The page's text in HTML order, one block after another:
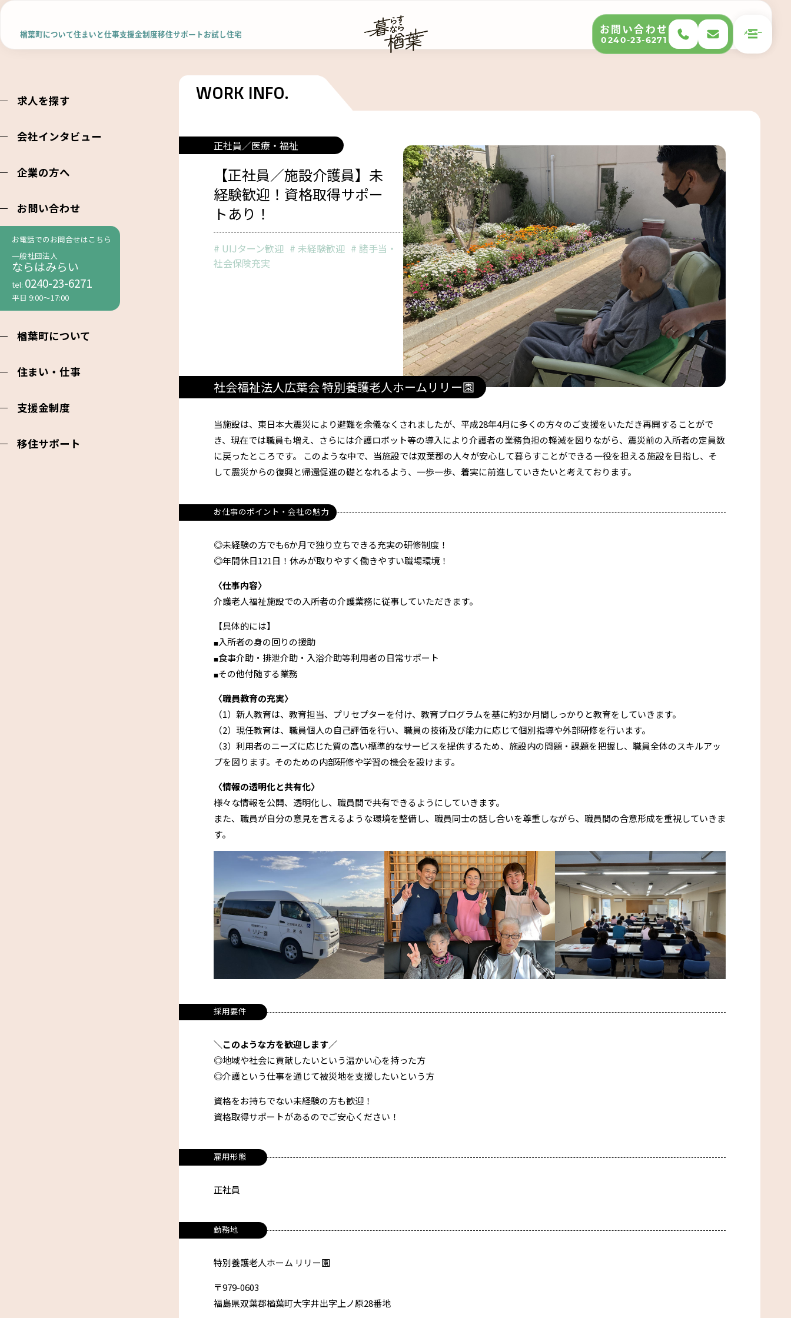
楢葉町について住まいと仕事支援金制度移住サポートお試し住宅 お問い合わせ
0240-23-6271
メニュー
名物・シンボル
動画紹介
住まい・仕事
住まい情報
空き家・空き地バンクについて
空き家・空き地バンク(物件情報)
支援金制度
移住関連の支援金制度
出産・子育て関連の支援金制度
生活関連の支援金制度
移住サポート
移住について
移住に向けてのステップ
移住者インタビュー
移住Q＆A
移住サポート
移住相談窓口について
お試し住宅について
お試し就労体験プログラム
ならは体験プログラム
お問い合わせ
一般社団法人ならはみらい
tel:0240-23-6271
（日・祝・年末年始・第２第４水曜日を除く）
【正社員／施設介護員】未
経験歓迎！資格取得サポー
トあり！
正社員／医療・福祉
UIJターン歓迎 未経験歓迎
諸手当・
社会保険充実
社会福祉法人広葉会 特別養護老人ホームリリー園
当施設は、東日本大震災により避難を余儀なくされましたが、平成28年4月に多くの方々のご支援をいただき再開することがで
き、現在では職員も増え、さらには介護ロボット等の導入により介護者の業務負担の軽減を図りながら、震災前の入所者の定員数
に戻ったところです。 このような中で、当施設では双葉郡の人々が安心して暮らすことができる一役を担える施設を目指し、そ
して震災からの復興と帰還促進の礎となれるよう、一歩一歩、着実に前進していきたいと考えております。
お仕事のポイント・会社の魅力
◎未経験の方でも6か月で独り立ちできる充実の研修制度！
◎年間休日121日！休みが取りやすく働きやすい職場環境！
〈仕事内容〉
介護老人福祉施設での入所者の介護業務に従事していただきます。
【具体的には】
■入所者の身の回りの援助
■食事介助・排泄介助・入浴介助等利用者の日常サポート
■その他付随する業務
〈職員教育の充実〉
（1）新人教育は、教育担当、プリセプターを付け、教育プログラムを基に約3か月間しっかりと教育をしていきます。
（2）現任教育は、職員個人の自己評価を行い、職員の技術及び能力に応じて個別指導や外部研修を行います。
（3）利用者のニーズに応じた質の高い標準的なサービスを提供するため、施設内の問題・課題を把握し、職員全体のスキルアッ
プを図ります。そのための内部研修や学習の機会を設けます。
〈情報の透明化と共有化〉
様々な情報を公開、透明化し、職員間で共有できるようにしていきます。
また、職員が自分の意見を言えるような環境を整備し、職員同士の話し合いを尊重しながら、職員間の合意形成を重視していきま
す。
採用要件
＼このような方を歓迎します／
◎地域や社会に貢献したいという温かい心を持った方
◎介護という仕事を通じて被災地を支援したいという方
資格をお持ちでない未経験の方も歓迎！
資格取得サポートがあるのでご安心ください！
雇用形態
正社員
勤務地
特別養護老人ホーム リリー園
〒979-0603
福島県双葉郡楢葉町大字井出字上ノ原28番地
求人を探す
会社インタビュー
企業の方へ
お問い合わせ
お電話でのお問合せはこちら
一般社団法人
ならはみらい
tel: 0240-23-6271
平日 9:00〜17:00
楢葉町について
住まい・仕事
支援金制度
移住サポート